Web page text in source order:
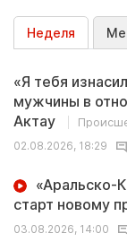
Неделя
«Я тебя
мужчины в
Актау
02.08.2026, 18:29
«Аральско-
старт новому
03.08.2026, 14:00